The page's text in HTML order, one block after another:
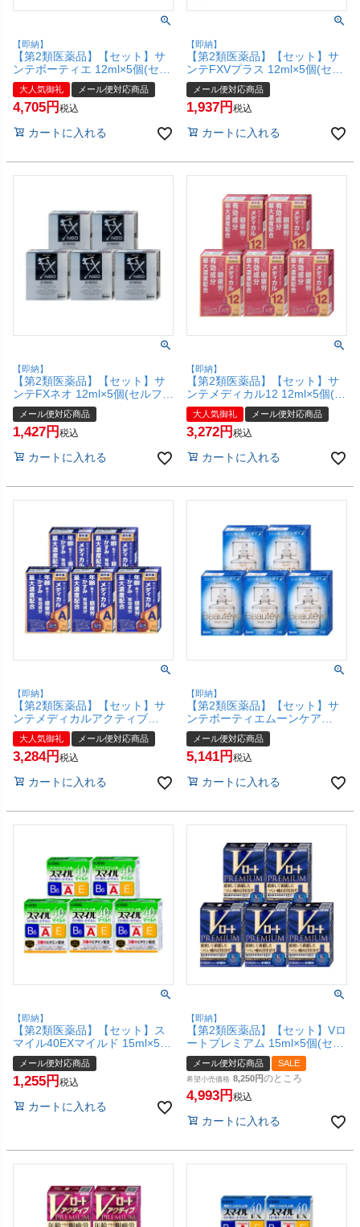
【即納】
【第2類医薬品】【セット】サ
ンテボーティエ 12ml×5個(セル
フメディケーション税制対象)
【参天製薬株式会社】【メール
便対応商品】【SBT】
大人気御礼 メール便対応商品
4,705 税込
カートに入れる
【即納】
【第2類医薬品】【セット】サ
ンテFXVプラス 12ml×5個(セル
フメディケーション税制対象)
【参天製薬株式会社】【メール
便対応商品】【SBT】
メール便対応商品
1,937 税込
カートに入れる
【即納】
【第2類医薬品】【セット】サ
ンテFXネオ 12ml×5個(セルフメ
ディケーション税制対象)【参
天製薬株式会社】【メール便対
応商品】【SBT】 (6040102-
メール便対応商品
1,427 税込
カートに入れる
【即納】
【第2類医薬品】【セット】サ
ンテメディカル12 12ml×5個(セ
ルフメディケーション税制対
象)【参天製薬株式会社】【メ
ール便対応商品】【SBT】
大人気御礼 メール便対応商品
3,272 税込
カートに入れる
【即納】
【第2類医薬品】【セット】サ
ンテメディカルアクティブ
12ml×5個(セルフメディケーシ
ョン税制対象)【参天製薬株式
会社】【メール便対応商品】
大人気御礼 メール便対応商品
3,284 税込
カートに入れる
【即納】
【第2類医薬品】【セット】サ
ンテボーティエムーンケア
12ml×5個【参天製薬株式会
社】【メール便対応商品】
【SBT】 (6040101-set4)
メール便対応商品
5,141 税込
カートに入れる
【即納】
【第2類医薬品】【セット】ス
マイル40EXマイルド 15ml×5個
【ライオン株式会社】【目薬/目
の疲れ/目のかすみ/充血/かゆ
み】【メール便対応商品】
メール便対応商品
1,255 税込
カートに入れる
【即納】
【第2類医薬品】【セット】Vロ
ートプレミアム 15ml×5個(セル
フメディケーション税制対象)
【ロート製薬株式会社】【メー
ル便対応商品】【SBT】
(6039016-set4)
メール便対応商品 SALE
希望小売価格 8,250 のところ
4,993 税込
カートに入れる